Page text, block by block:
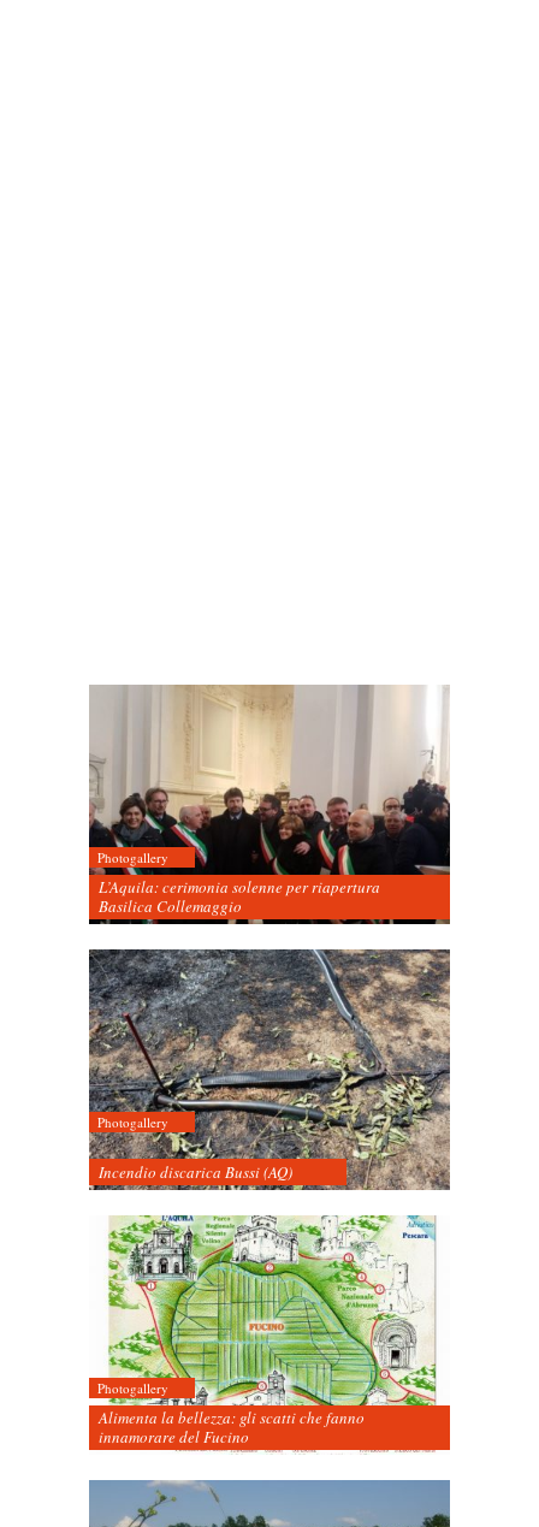
Photogallery
L’Aquila: cerimonia solenne per riapertura
Basilica Collemaggio
Photogallery
Incendio discarica Bussi (AQ)
Photogallery
Alimenta la bellezza: gli scatti che fanno
innamorare del Fucino